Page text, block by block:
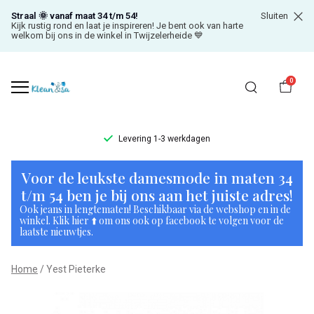
Straal 🌞 vanaf maat 34 t/m 54!
Kijk rustig rond en laat je inspireren! Je bent ook van harte
welkom bij ons in de winkel in Twijzelerheide 💙
Sluiten
0
Levering 1-3 werkdagen
Yest
Pieterke
Klean
&
Voor de leukste damesmode in maten 34
t/m 54 ben je bij ons aan het juiste adres!
Ook jeans in lengtematen! Beschikbaar via de webshop en in de
winkel. Klik hier ⬆️ om ons ook op facebook te volgen voor de
laatste nieuwtjes.
Home Yest Pieterke